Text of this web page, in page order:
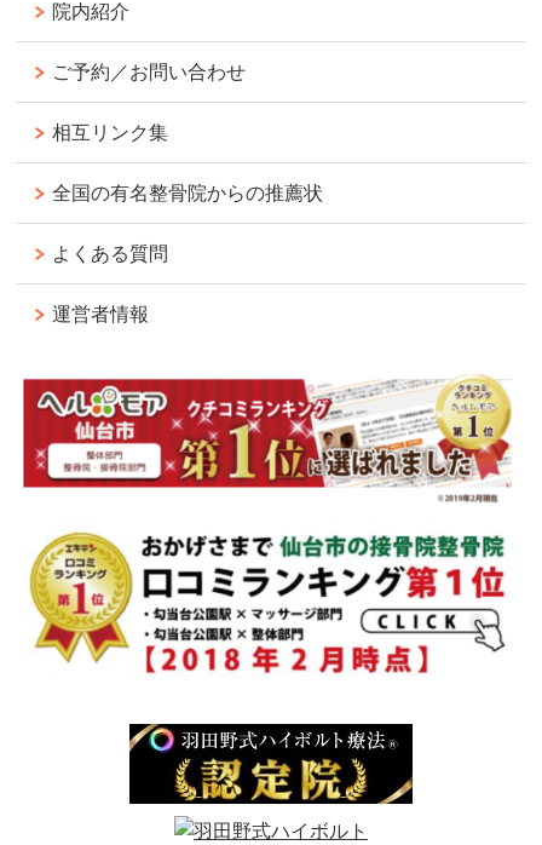
院内紹介
ご予約／お問い合わせ
相互リンク集
全国の有名整骨院からの推薦状
よくある質問
運営者情報